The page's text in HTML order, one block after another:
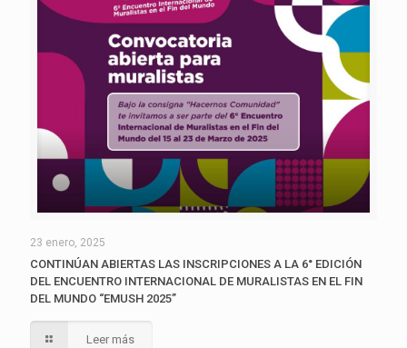
23 enero, 2025
CONTINÚAN ABIERTAS LAS INSCRIPCIONES A LA 6° EDICIÓN
DEL ENCUENTRO INTERNACIONAL DE MURALISTAS EN EL FIN
DEL MUNDO “EMUSH 2025”
Leer más